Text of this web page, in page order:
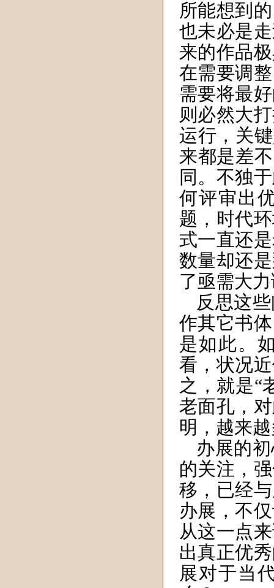
所能想到
也未必是
来的作品
在需要调
需要将最
则必然大
运行，关
来都是差
同。不独
何评审出
题，时代
式一直还
数量却还
了亟需大
反思这
作其它书
是如此。
看，状况
之，就是“
老面孔，
明，越来
办展的
的关注，
移，已经
办展，不
从这一点
出真正优
展对于当